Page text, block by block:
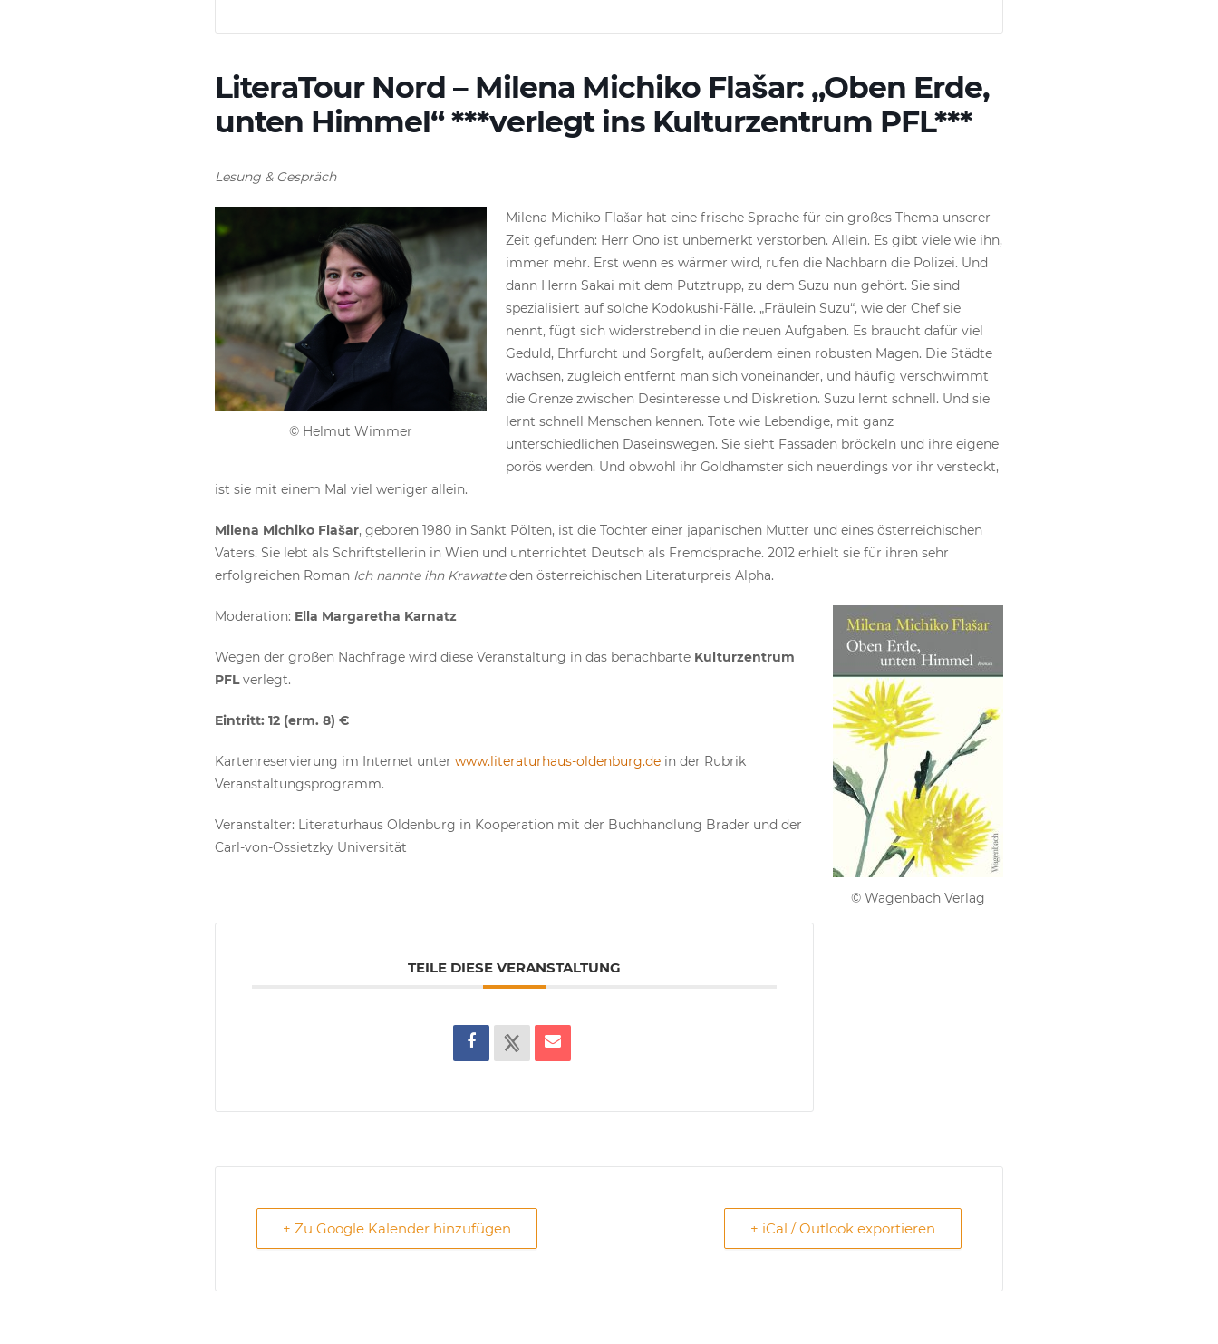
LiteraTour Nord – Milena Michiko Flašar: „Oben Erde,
unten Himmel“ ***verlegt ins Kulturzentrum PFL***
Lesung & Gespräch
© Helmut Wimmer
Milena Michiko Flašar hat eine frische Sprache für ein großes Thema unserer
Zeit gefunden: Herr Ono ist unbemerkt verstorben. Allein. Es gibt viele wie ihn,
immer mehr. Erst wenn es wärmer wird, rufen die Nachbarn die Polizei. Und
dann Herrn Sakai mit dem Putztrupp, zu dem Suzu nun gehört. Sie sind
spezialisiert auf solche Kodokushi-Fälle. „Fräulein Suzu“, wie der Chef sie
nennt, fügt sich widerstrebend in die neuen Aufgaben. Es braucht dafür viel
Geduld, Ehrfurcht und Sorgfalt, außerdem einen robusten Magen. Die Städte
wachsen, zugleich entfernt man sich voneinander, und häufig verschwimmt
die Grenze zwischen Desinteresse und Diskretion. Suzu lernt schnell. Und sie
lernt schnell Menschen kennen. Tote wie Lebendige, mit ganz
unterschiedlichen Daseinswegen. Sie sieht Fassaden bröckeln und ihre eigene
porös werden. Und obwohl ihr Goldhamster sich neuerdings vor ihr versteckt,
ist sie mit einem Mal viel weniger allein.
Milena Michiko Flašar, geboren 1980 in Sankt Pölten, ist die Tochter einer japanischen Mutter und eines österreichischen
Vaters. Sie lebt als Schriftstellerin in Wien und unterrichtet Deutsch als Fremdsprache. 2012 erhielt sie für ihren sehr
erfolgreichen Roman Ich nannte ihn Krawatteden österreichischen Literaturpreis Alpha.
© Wagenbach Verlag
Moderation: Ella Margaretha Karnatz
Wegen der großen Nachfrage wird diese Veranstaltung in das benachbarte Kulturzentrum
PFLverlegt.
Eintritt: 12 (erm. 8) €
Kartenreservierung im Internet unter www.literaturhaus-oldenburg.de in der Rubrik
Veranstaltungsprogramm.
Veranstalter: Literaturhaus Oldenburg in Kooperation mit der Buchhandlung Brader und der
Carl-von-Ossietzky Universität
TEILE DIESE VERANSTALTUNG
+ Zu Google Kalender hinzufügen + iCal / Outlook exportieren